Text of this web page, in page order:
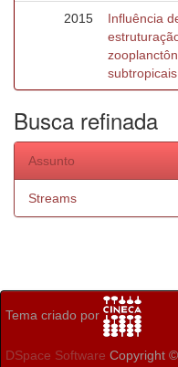
2015
Influência
subtropicais.
Busca refinada
Assunto
Streams
Tema criado por
DSpace Software Copyright